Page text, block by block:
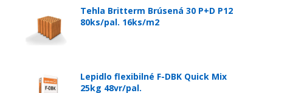
Tehla Britterm Brúsená 30 P+D P12
80ks/pal. 16ks/m2
Lepidlo flexibilné F-DBK Quick Mix
25kg 48vr/pal.